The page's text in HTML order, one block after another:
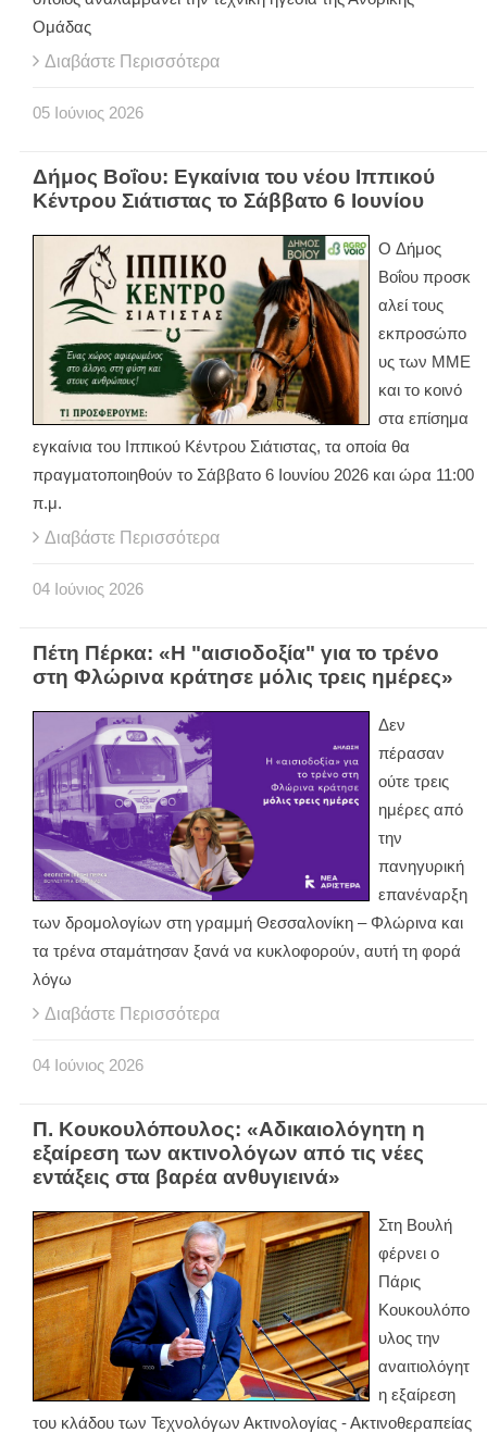
Ομάδας
Διαβάστε Περισσότερα
05 Ιούνιος 2026
Δήμος Βοΐου: Eγκαίνια του νέου Ιππικού
Κέντρου Σιάτιστας το Σάββατο 6 Ιουνίου
Ο Δήμος
Βοΐου προσκ
αλεί τους
εκπροσώπο
υς των ΜΜΕ
και το κοινό
στα επίσημα
εγκαίνια του Ιππικού Κέντρου Σιάτιστας, τα οποία θα
πραγματοποιηθούν το Σάββατο 6 Ιουνίου 2026 και ώρα 11:00
π.μ.
Διαβάστε Περισσότερα
04 Ιούνιος 2026
Πέτη Πέρκα: «Η "αισιοδοξία" για το τρένο
στη Φλώρινα κράτησε μόλις τρεις ημέρες»
Δεν
πέρασαν
ούτε τρεις
ημέρες από
την
πανηγυρική
επανέναρξη
των δρομολογίων στη γραμμή Θεσσαλονίκη – Φλώρινα και
τα τρένα σταμάτησαν ξανά να κυκλοφορούν, αυτή τη φορά
λόγω
Διαβάστε Περισσότερα
04 Ιούνιος 2026
Π. Κουκουλόπουλος: «Αδικαιολόγητη η
εξαίρεση των ακτινολόγων από τις νέες
εντάξεις στα βαρέα ανθυγιεινά»
Στη Βουλή
φέρνει ο
Πάρις
Κουκουλόπο
υλος την
αναιτιολόγητ
η εξαίρεση
του κλάδου των Τεχνολόγων Ακτινολογίας - Ακτινοθεραπείας